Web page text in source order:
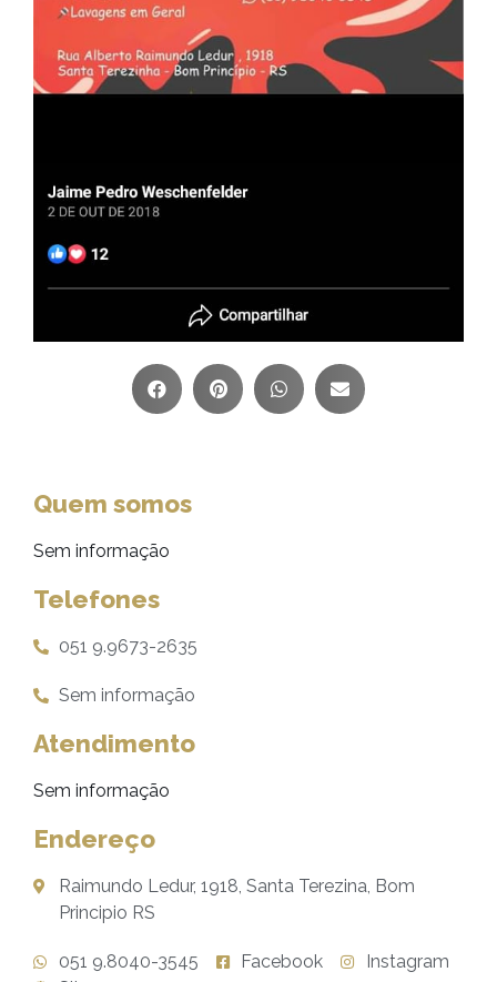
Quem somos
Sem informação
Telefones
051 9.9673-2635
Sem informação
Atendimento
Sem informação
Endereço
Raimundo Ledur, 1918, Santa Terezina, Bom
Principio RS
051 9.8040-3545 Facebook
Instagram